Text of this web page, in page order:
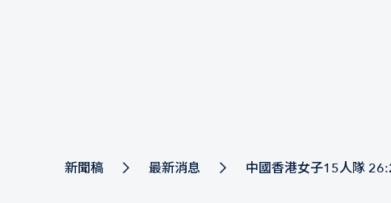
新聞稿 最新消息 中國香港女子15人隊